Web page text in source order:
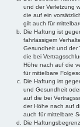
und der Verletzung
die auf ein
gilt auch für
Die Haftung ist
fahrlässigem
Gesundheit und der
die bei
Höhe nach auf die
für mittelbare
Die Haftung ist
und Gesundheit
auf die bei
der Höhe nach auf
auch für mittelbare
Die